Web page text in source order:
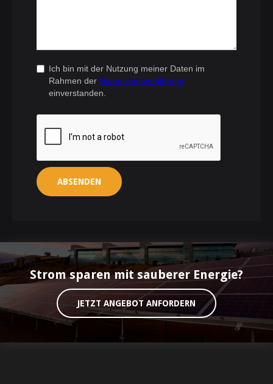
Ich bin mit der Nutzung meiner Daten im
Rahmen der Datenschutzerklärung
einverstanden.
Strom sparen mit sauberer Energie?
JETZT ANGEBOT ANFORDERN